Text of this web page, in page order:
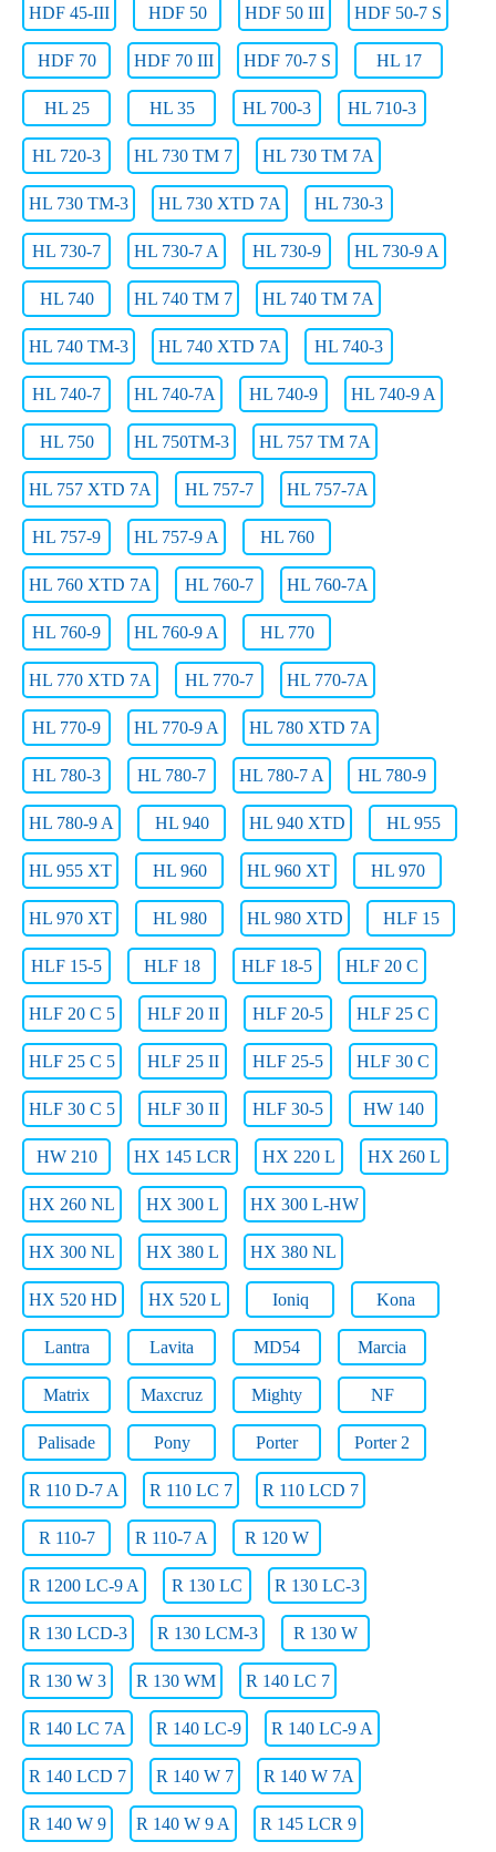
HDF 45-III HDF 50 HDF 50 III HDF 50-7 S
HDF 70 HDF 70 III HDF 70-7 S HL 17
HL 25 HL 35 HL 700-3 HL 710-3
HL 720-3 HL 730 TM 7 HL 730 TM 7A
HL 730 TM-3 HL 730 XTD 7A HL 730-3
HL 730-7 HL 730-7 A HL 730-9 HL 730-9 A
HL 740 HL 740 TM 7 HL 740 TM 7A
HL 740 TM-3 HL 740 XTD 7A HL 740-3
HL 740-7 HL 740-7A HL 740-9 HL 740-9 A
HL 750 HL 750TM-3 HL 757 TM 7A
HL 757 XTD 7A HL 757-7 HL 757-7A
HL 757-9 HL 757-9 A HL 760
HL 760 XTD 7A HL 760-7 HL 760-7A
HL 760-9 HL 760-9 A HL 770
HL 770 XTD 7A HL 770-7 HL 770-7A
HL 770-9 HL 770-9 A HL 780 XTD 7A
HL 780-3 HL 780-7 HL 780-7 A HL 780-9
HL 780-9 A HL 940 HL 940 XTD HL 955
HL 955 XT HL 960 HL 960 XT HL 970
HL 970 XT HL 980 HL 980 XTD HLF 15
HLF 15-5 HLF 18 HLF 18-5 HLF 20 C
HLF 20 C 5 HLF 20 II HLF 20-5 HLF 25 C
HLF 25 C 5 HLF 25 II HLF 25-5 HLF 30 C
HLF 30 C 5 HLF 30 II HLF 30-5 HW 140
HW 210 HX 145 LCR HX 220 L HX 260 L
HX 260 NL HX 300 L HX 300 L-HW
HX 300 NL HX 380 L HX 380 NL
HX 520 HD HX 520 L Ioniq Kona
Lantra Lavita MD54 Marcia
Matrix Maxcruz Mighty NF
Palisade Pony Porter Porter 2
R 110 D-7 A R 110 LC 7 R 110 LCD 7
R 110-7 R 110-7 A R 120 W
R 1200 LC-9 A R 130 LC R 130 LC-3
R 130 LCD-3 R 130 LCM-3 R 130 W
R 130 W 3 R 130 WM R 140 LC 7
R 140 LC 7A R 140 LC-9 R 140 LC-9 A
R 140 LCD 7 R 140 W 7 R 140 W 7A
R 140 W 9 R 140 W 9 A R 145 LCR 9